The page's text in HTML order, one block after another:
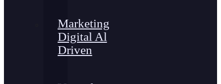
Marketing
Digital Al
Driven